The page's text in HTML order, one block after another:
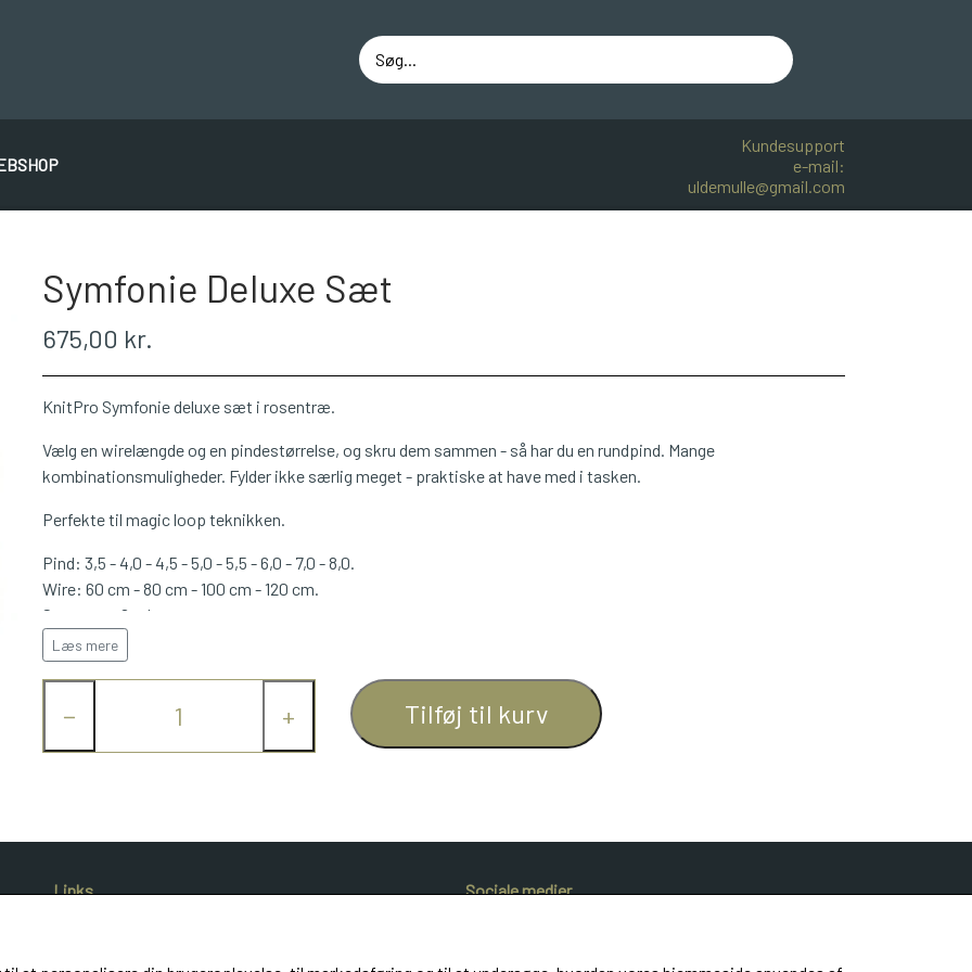
ÁLAFOSS LOPI EINBAND BOMULD 8/4
Kundesupport
e-mail:
uldemulle@gmail.com
Symfonie Deluxe Sæt
675,00 kr.
KnitPro Symfonie deluxe sæt i rosentræ.
Vælg en wirelængde og en pindestørrelse, og skru dem sammen - så har du en rundpind. Mange
kombinationsmuligheder. Fylder ikke særlig meget - praktiske at have med i tasken.
Perfekte til magic loop teknikken.
Pind: 3,5 - 4,0 - 4,5 - 5,0 - 5,5 - 6,0 - 7,0 - 8,0.
Wire: 60 cm - 80 cm - 100 cm - 120 cm.
Stoppere: 8 stk.
Nøgler: 4 stk.
Plastiklommer til opbevaring.
Læs mere
− + Tilføj til kurv
Links
Sociale medier